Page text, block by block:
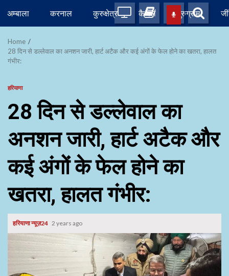
content
अम्बाला करनाल कुरुक्षेत्र कैथल गुरुग्राम
Home
28 दिन से डल्लेवाल का अनशन जारी, हार्ट अटैक और कई अंगों के फेल होने का खतरा, हालत
गंभीर:
हरियाणा
28 दिन से डल्लेवाल का
अनशन जारी, हार्ट अटैक और
कई अंगों के फेल होने का
खतरा, हालत गंभीर:
हरियाणा न्यूज़24 2 years ago